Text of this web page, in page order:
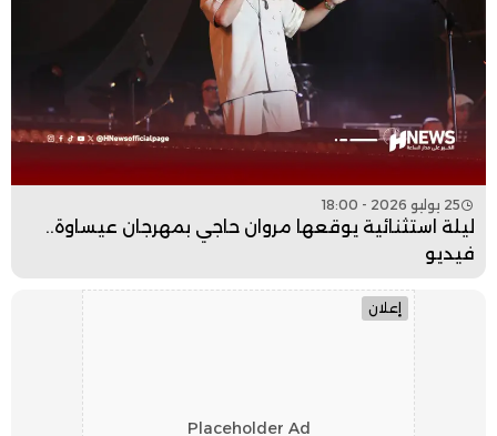
25 يوليو 2026 - 18:00
ليلة استثنائية يوقعها مروان حاجي بمهرجان عيساوة..
فيديو
إعلان
Placeholder Ad